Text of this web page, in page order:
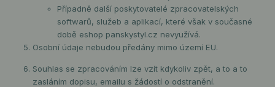
Případně další poskytovatelé zpracovatelských
softwarů, služeb a aplikací, které však v současné
době eshop panskystyl.cz nevyužívá.
Osobní údaje nebudou předány mimo území EU.
Souhlas se zpracováním lze vzít kdykoliv zpět, a to a to
zasláním dopisu, emailu s žádostí o odstranění.